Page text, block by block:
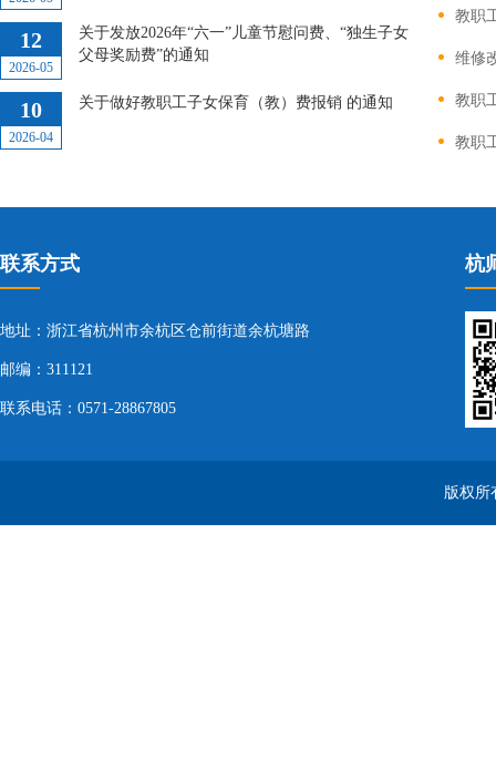
12
2026-05
关于发放2026年“六一”儿童节慰问费、“独生子女
父母奖励费”的通知
10
2026-04
关于做好教职工子女保育（教）费报销 的通知
教职
维修
教职
教职
联系方式
地址：浙江省杭州市余杭区仓前街道余杭塘路
邮编：311121
联系电话：0571-28867805
杭
版权所